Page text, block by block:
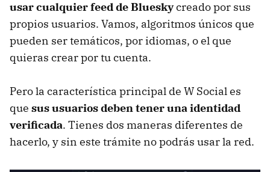
usar cualquier feed de Blueskycreado por sus
propios usuarios. Vamos, algoritmos únicos que
pueden ser temáticos, por idiomas, o el que
quieras crear por tu cuenta.
Pero la característica principal de W Social es
que sus usuarios deben tener una identidad
verificada. Tienes dos maneras diferentes de
hacerlo, y sin este trámite no podrás usar la red.